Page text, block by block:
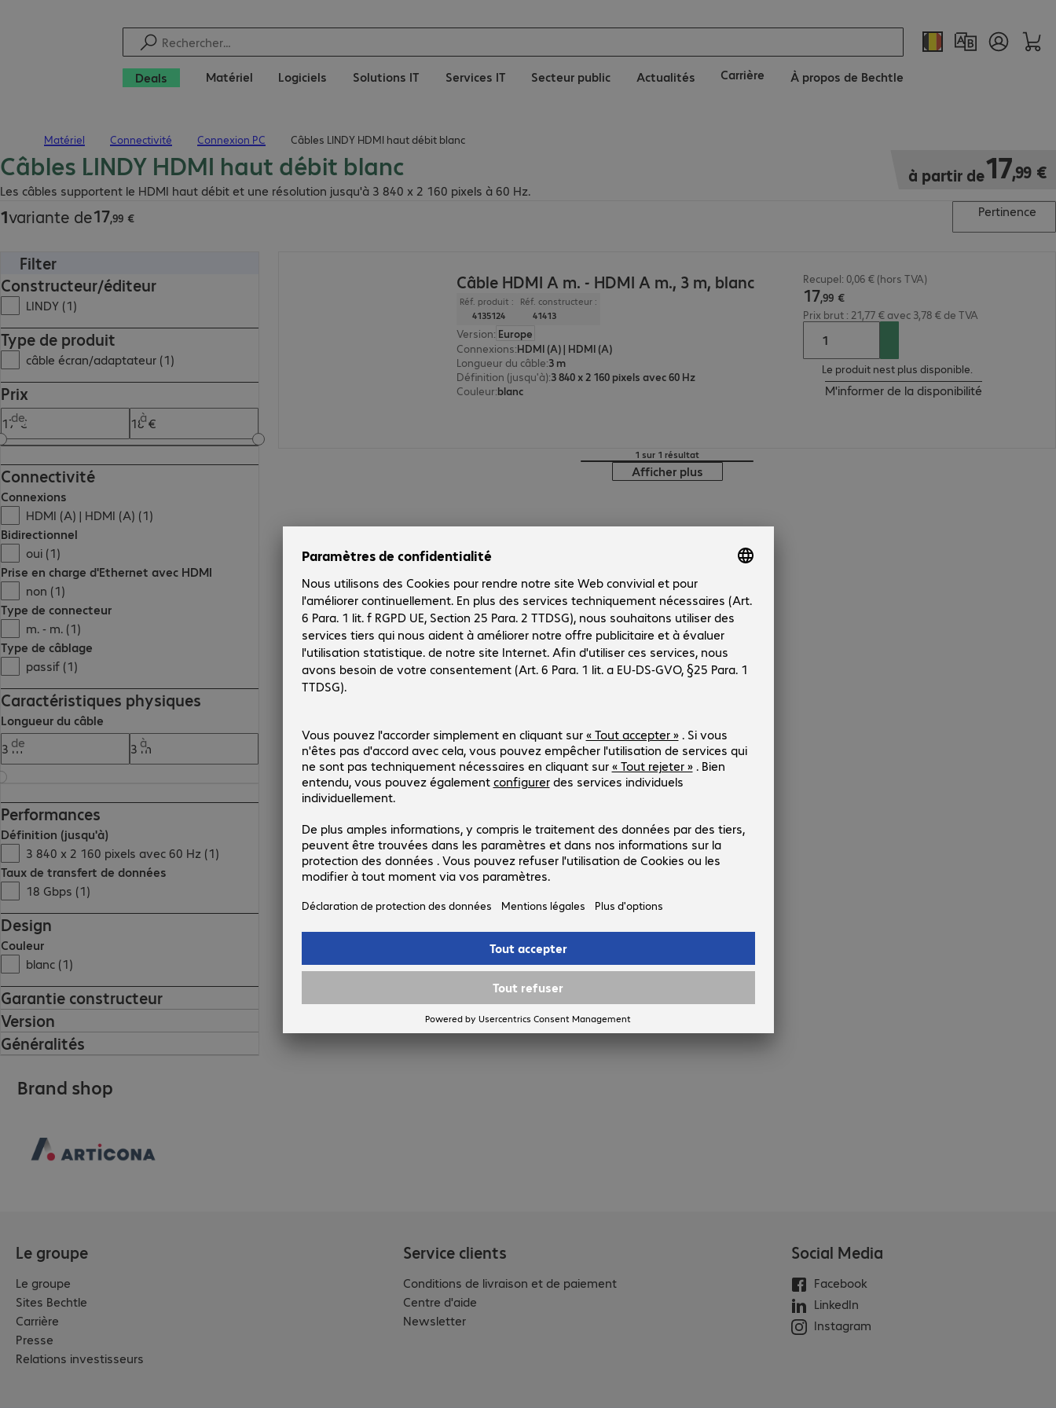
Deals Matériel Logiciels Solutions IT Services IT Secteur public Actualités Carrière À propos de Bechtle
Matériel Connectivité Connexion PC Câbles LINDY HDMI haut débit blanc
Câbles LINDY HDMI haut débit blanc
Les câbles supportent le HDMI haut débit et une résolution jusqu'à 3 840 x 2 160 pixels à 60 Hz.
à partir de17,99 €
17,99 €
1variante de17,99 €
17,99 €
Pertinence
Filter
Constructeur/éditeur
LINDY (1)
Type de produit
câble écran/adaptateur (1)
Prix
de à
Connectivité
Connexions
HDMI (A) | HDMI (A) (1)
Bidirectionnel
oui (1)
Prise en charge d'Ethernet avec HDMI
non (1)
Type de connecteur
m. - m. (1)
Type de câblage
passif (1)
Caractéristiques physiques
Longueur du câble
de
à
Performances
Définition (jusqu'à)
3 840 x 2 160 pixels avec 60 Hz (1)
Taux de transfert de données
18 Gbps (1)
Design
Couleur
blanc (1)
Garantie constructeur
Version
Généralités
Câble HDMI A m. - HDMI A m., 3 m, blanc
Réf. produit :
4135124
Réf. constructeur :
41413
Version: Europe
Connexions:HDMI (A) | HDMI (A)
Longueur du câble:3 m
Définition (jusqu'à):3 840 x 2 160 pixels avec 60 Hz
Couleur:blanc
Recupel: 0,06 € (hors TVA)
17,99 €
Prix brut : 21,77 € avec 3,78 € de TVA
Le produit nest plus disponible.
M'informer de la disponibilité
1 sur 1 résultat
Afficher plus
Brand shop
Le groupe
Le groupe
Sites Bechtle
Carrière
Presse
Relations investisseurs
Service clients
Conditions de livraison et de paiement
Centre d'aide
Newsletter
Social Media
Facebook
LinkedIn
Instagram